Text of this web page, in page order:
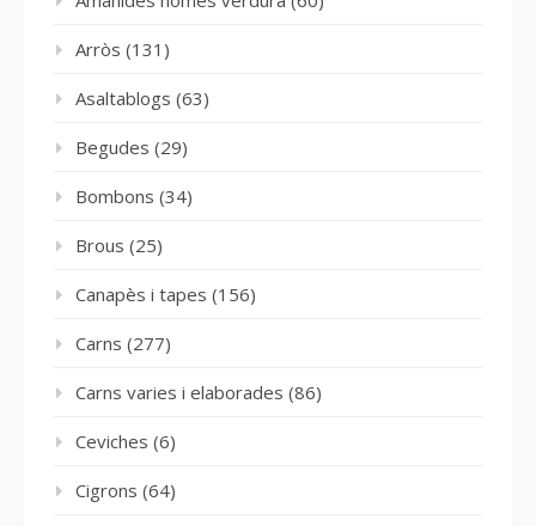
Arròs (131)
Asaltablogs (63)
Begudes (29)
Bombons (34)
Brous (25)
Canapès i tapes (156)
Carns (277)
Carns varies i elaborades (86)
Ceviches (6)
Cigrons (64)